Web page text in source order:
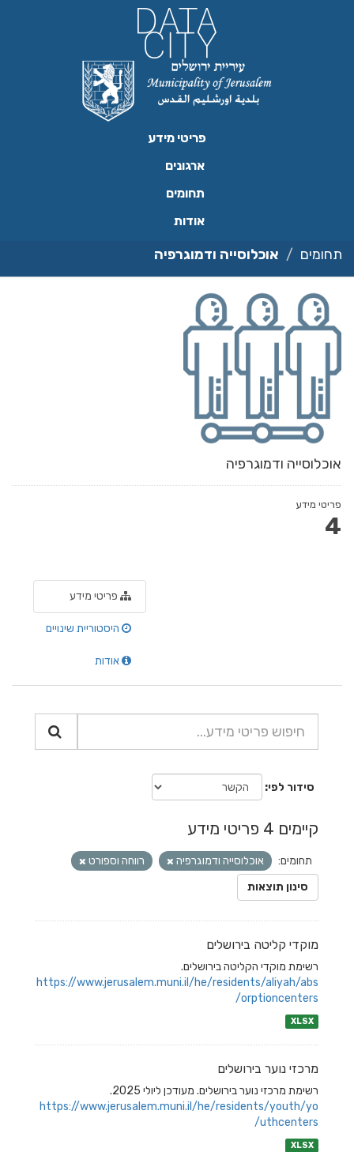
פריטי מידע
ארגונים
תחומים
אודות
תחומים אוכלוסייה ודמוגרפיה
אוכלוסייה ודמוגרפיה
פריטי מידע
4
פריטי מידע
היסטוריית שינויים
אודות
סידור לפי
קיימים 4 פריטי מידע
תחומים: אוכלוסייה ודמוגרפיה
רווחה וספורט
סינון תוצאות
מוקדי קליטה בירושלים
רשימת מוקדי הקליטה בירושלים.
https://www.jerusalem.muni.il/he/residents/aliyah/abs
orptioncenters/
XLSX
מרכזי נוער בירושלים
רשימת מרכזי נוער בירושלים. מעודכן ליולי 2025.
https://www.jerusalem.muni.il/he/residents/youth/yo
uthcenters/
XLSX